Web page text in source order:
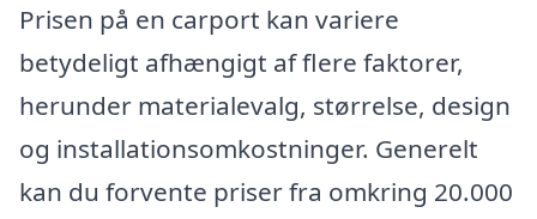
Prisen på en carport kan variere
betydeligt afhængigt af flere faktorer,
herunder materialevalg, størrelse, design
og installationsomkostninger. Generelt
kan du forvente priser fra omkring 20.000